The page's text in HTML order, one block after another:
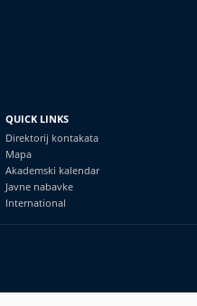
QUICK LINKS
Direktorij kontakata
Mapa
Akademski kalendar
Javne nabavke
International